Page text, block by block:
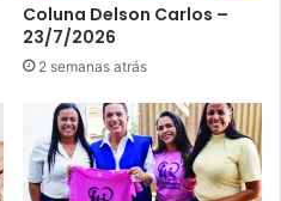
Coluna Delson Carlos –
23/7/2026
2 semanas atrás